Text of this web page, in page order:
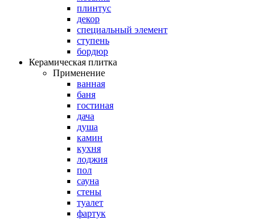
плинтус
декор
специальный элемент
ступень
бордюр
Керамическая плитка
Применение
ванная
баня
гостиная
дача
душа
камин
кухня
лоджия
пол
сауна
стены
туалет
фартук